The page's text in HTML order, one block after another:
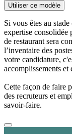
Utiliser ce modèle
Si vous êtes au
expertise consolidée
de restaurant sera
l’inventaire des
votre candidature,
accomplissements et
Cette façon de faire
des recruteurs et
savoir-faire.